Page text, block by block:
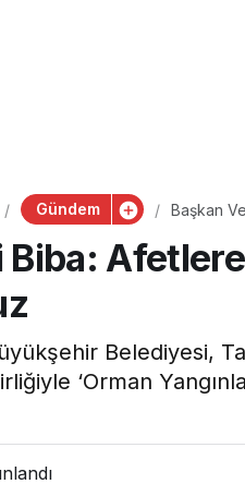
Gündem
Başkan
Belediyesi,
‘Orman